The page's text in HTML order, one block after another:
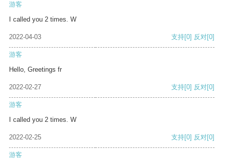
游客
I called you 2 times. W
2022-04-03 支持[0] 反对[0]
游客
Hello, Greetings fr
2022-02-27 支持[0] 反对[0]
游客
I called you 2 times. W
2022-02-25 支持[0] 反对[0]
游客